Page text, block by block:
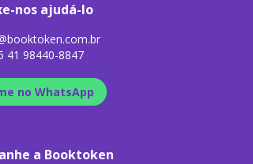
nos ajudá-lo
41 98440-8847
no WhatsApp
a Booktoken